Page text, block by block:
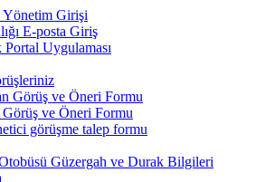
Yönetim Girişi
E-posta Giriş
Portal Uygulaması
Görüş ve Öneri Formu
Görüş ve Öneri Formu
görüşme talep formu
Güzergah ve Durak Bilgileri